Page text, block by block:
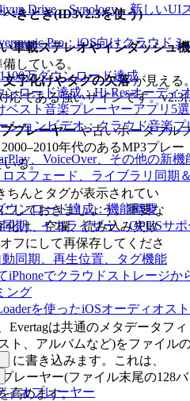
Drive、Synology、新しいUI
Pro：iOS向けクラウドミ
万ダウンロード達成
ンロード達成：Hi-Resオーディ
ベスト音楽プレーヤーアプリ5選
ションビデオ：クラウド音楽プ
、VoiceOver、その他の新機
ロスフェード、ライブラリ同期
ウンロード達成：機能概要
同期、イコライザー、OPUSサ
動同期、再生位置、タグ機能
iPhoneでクラウドストレージか
ング
を使ったiOSオーディオス
ィオプレーヤー
きとき(ID3v2.3を使う)
車載ステレオやインダッシュ機
している。
文字化けやタグの欠落が見える
応である強いサインです。v2.3
プレーヤーや古いポータブル
年代のあるMP3プレー
いる。
ちんとタグが表示されてい
しておきましょう。重要な
化け、空欄、読み込み失敗
フにして再保存してくださ
Evertagは共通のメタデータフィ
ト、アルバムなど)をファイル
に書き込みます。これは、
レーヤー(ファイル末尾の128バ
高めます。